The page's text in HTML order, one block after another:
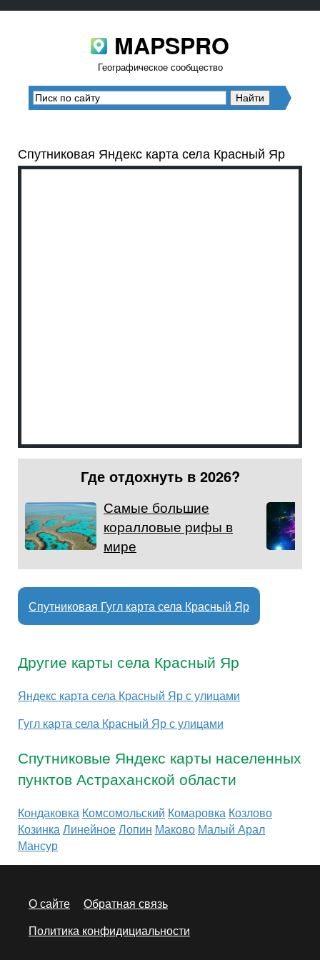
MAPSPRO
Географическое сообщество
Спутниковая Яндекс карта села Красный Яр
Где отдохнуть в 2026?
Самые большие
коралловые рифы в
мире
Спутниковая Гугл карта села Красный Яр
Другие карты села Красный Яр
Яндекс карта села Красный Яр с улицами
Гугл карта села Красный Яр с улицами
Спутниковые Яндекс карты населенных
пунктов Астраханской области
Кондаковка Комсомольский Комаровка Козлово
Козинка ЛинейноеЛопин Маково Малый Арал
Мансур
О сайте
Обратная связь
Политика конфидициальности